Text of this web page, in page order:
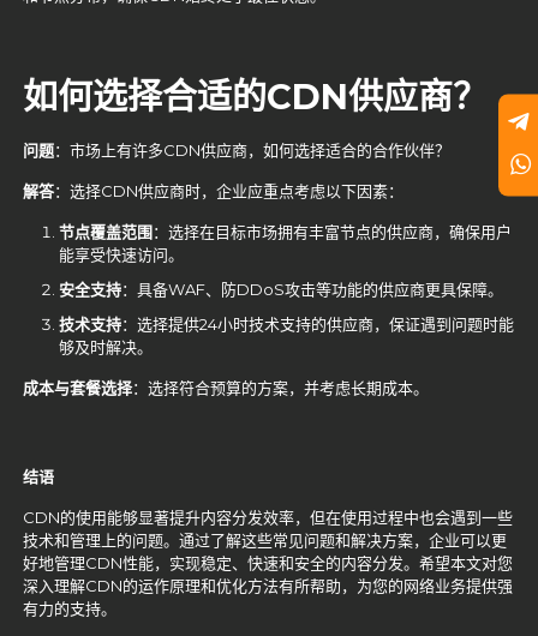
如何选择合适的CDN供应商？
问题：市场上有许多CDN供应商，如何选择适合的合作伙伴？
解答：选择CDN供应商时，企业应重点考虑以下因素：
节点覆盖范围：选择在目标市场拥有丰富节点的供应商，确保用户
能享受快速访问。
安全支持：具备WAF、防DDoS攻击等功能的供应商更具保障。
技术支持：选择提供24小时技术支持的供应商，保证遇到问题时能
够及时解决。
成本与套餐选择：选择符合预算的方案，并考虑长期成本。
结语
CDN的使用能够显著提升内容分发效率，但在使用过程中也会遇到一些
技术和管理上的问题。通过了解这些常见问题和解决方案，企业可以更
好地管理CDN性能，实现稳定、快速和安全的内容分发。希望本文对您
深入理解CDN的运作原理和优化方法有所帮助，为您的网络业务提供强
有力的支持。